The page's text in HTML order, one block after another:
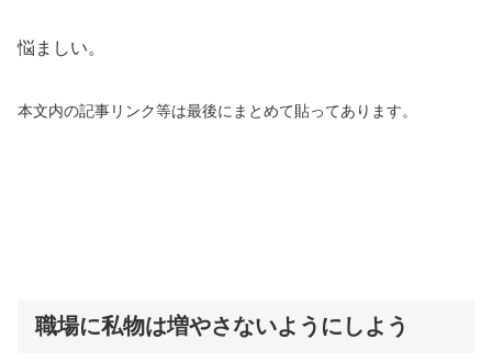
悩ましい。
本文内の記事リンク等は最後にまとめて貼ってあります。
職場に私物は増やさないようにしよう